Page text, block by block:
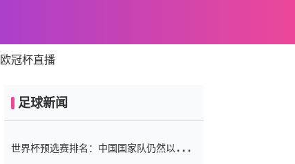
欧冠杯直播
足球新闻
世界杯预选赛排名：中国国家队仍然以6分